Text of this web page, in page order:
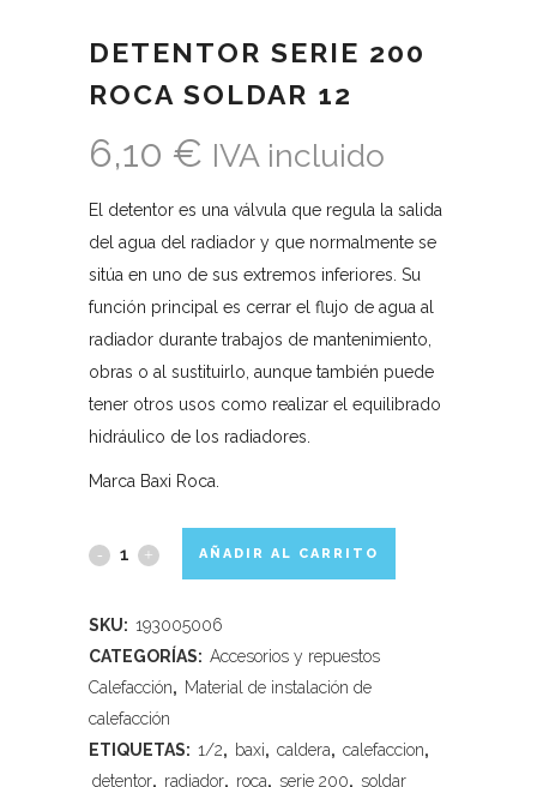
DETENTOR SERIE 200
ROCA SOLDAR 12
6,10 € IVA incluido
El detentor es una válvula que regula la salida
del agua del radiador y que normalmente se
sitúa en uno de sus extremos inferiores. Su
función principal es cerrar el flujo de agua al
radiador durante trabajos de mantenimiento,
obras o al sustituirlo, aunque también puede
tener otros usos como realizar el equilibrado
hidráulico de los radiadores.
Marca Baxi Roca.
AÑADIR AL CARRITO
SKU: 193005006
CATEGORÍAS: Accesorios y repuestos
Calefacción, Material de instalación de
calefacción
ETIQUETAS: 1/2, baxi, caldera, calefaccion,
detentor, radiador, roca, serie 200, soldar